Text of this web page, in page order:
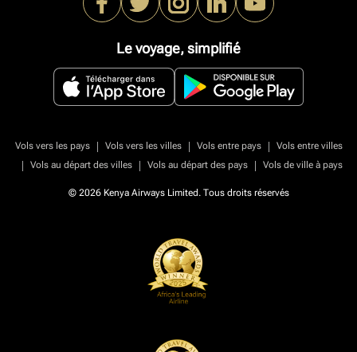
Le voyage, simplifié
Vols vers les pays | Vols vers les villes | Vols entre pays |
Vols entre villes
|
Vols au départ des villes | Vols au départ des pays | Vols de ville à pays
© 2026 Kenya Airways Limited. Tous droits réservés